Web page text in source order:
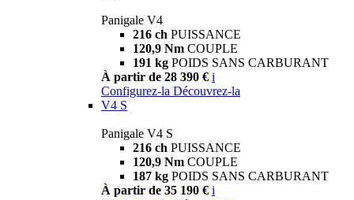
Panigale V4
216 ch PUISSANCE
120,9 Nm COUPLE
191 kg POIDS SANS CARBURANT
À partir de 28 390 € i
Configurez-la Découvrez-la
V4 S
Panigale V4 S
216 ch PUISSANCE
120,9 Nm COUPLE
187 kg POIDS SANS CARBURANT
À partir de 35 190 € i